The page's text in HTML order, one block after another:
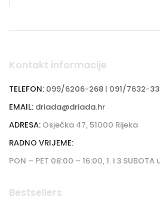
Kontakt informacije
TELEFON: 099/6206-268 | 091/7632-
EMAIL: driada@driada.hr
ADRESA: Osječka 47, 51000 Rijeka
RADNO VRIJEME:
PON – PET 08:00 – 16:00, 1. i 3
Bestsellers